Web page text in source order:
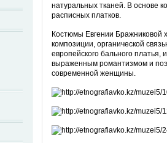
натуральных тканей. В основе
расписных платков.
Костюмы Евгении Бражниковой
композиции, органической
европейского бального платья,
выраженным романтизмом и
современной женщины.